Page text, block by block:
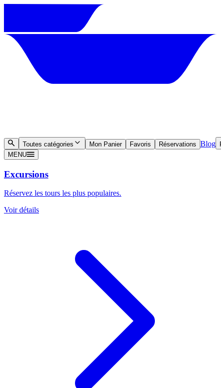
Toutes catégories Mon Panier Favoris Réservations Blog
MENU
Excursions
Réservez les tours les plus populaires.
Voir détails